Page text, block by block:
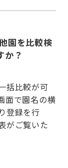
園を比較検
か？
括比較が可
面で園名の横
登録を行
がご覧いた